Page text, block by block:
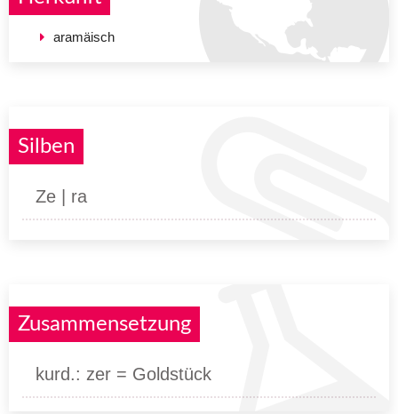
aramäisch
Silben
Ze | ra
Zusammensetzung
kurd.: zer = Goldstück